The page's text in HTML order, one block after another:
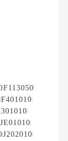
F113050
F401010
JE01010
J202010